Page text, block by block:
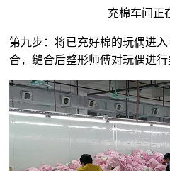
充棉车间正
第九步：将已充好棉的玩偶进
合，缝合后整形师傅对玩偶进行